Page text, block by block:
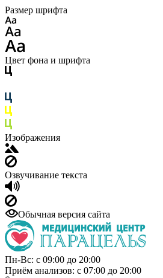
Размер шрифта
Цвет фона и шрифта
Изображения
Озвучивание текста
Обычная версия сайта
Пн-Вс: с 09:00 до 20:00
Приём анализов: с 07:00 до 20:00